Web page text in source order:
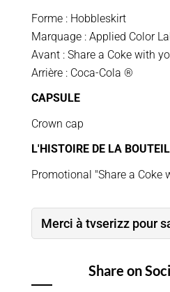
Forme : Hobbleskirt
Marquage : Applied Color
Avant : Share a Coke with
Arrière : Coca-Cola ®
CAPSULE
Crown cap
L'HISTOIRE DE LA
Promotional "Share a Coke
Merci à tvserizz pour
Share on